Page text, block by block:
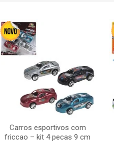
Carros esportivos com
friccao – kit 4 pecas 9 cm